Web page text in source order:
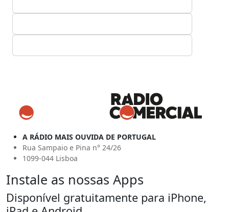
A RÁDIO MAIS OUVIDA DE PORTUGAL
Rua Sampaio e Pina n° 24/26
1099-044 Lisboa
Instale as nossas Apps
Disponível gratuitamente para iPhone,